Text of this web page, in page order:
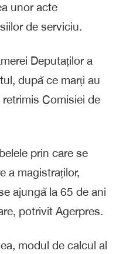
unor acte
de serviciu.
Deputaților a
după ce marți au
Comisiei de
prin care se
a magistraților,
ajungă la 65 de ani
potrivit Agerpres.
modul de calcul al